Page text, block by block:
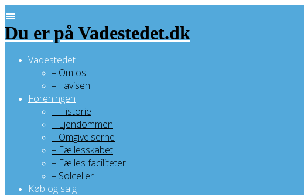
to
content
Du er på Vadestedet.dk
Vadestedet
– Om os
– I avisen
Foreningen
– Historie
– Ejendommen
– Omgivelserne
– Fællesskabet
– Fælles faciliteter
– Solceller
Køb og salg